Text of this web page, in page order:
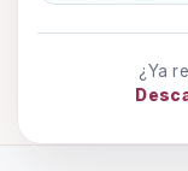
¿Ya